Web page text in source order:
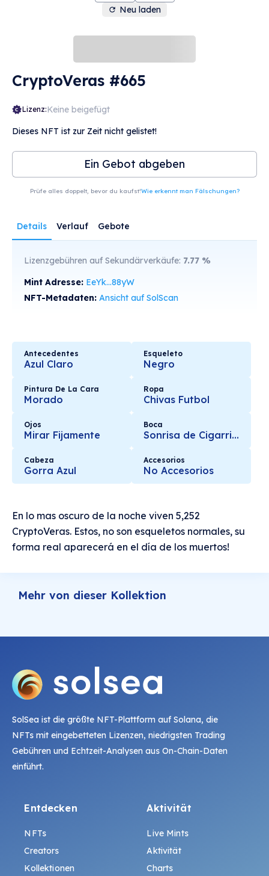
Neu laden
CryptoVeras #665
Lizenz:Keine beigefügt
Dieses NFT ist zur Zeit nicht gelistet!
Ein Gebot abgeben
Prüfe alles doppelt, bevor du kaufst!Wie erkennt man Fälschungen?
Details Verlauf Gebote
Lizenzgebühren auf Sekundärverkäufe: 7.77 %
Mint Adresse: EeYk...88yW
NFT-Metadaten: Ansicht auf SolScan
Antecedentes
Azul Claro
Esqueleto
Negro
Pintura De La Cara
Morado
Ropa
Chivas Futbol
Ojos
Mirar Fijamente
Boca
Sonrisa de Cigarrillo
Cabeza
Gorra Azul
Accesorios
No Accesorios
En lo mas oscuro de la noche viven 5,252
CryptoVeras. Estos, no son esqueletos normales, su
forma real aparecerá en el día de los muertos!
Mehr von dieser Kollektion
SolSea ist die größte NFT-Plattform auf Solana, die
NFTs mit eingebetteten Lizenzen, niedrigsten Trading
Gebühren und Echtzeit-Analysen aus On-Chain-Daten
einführt.
Entdecken
NFTs
Creators
Kollektionen
Aktivität
Live Mints
Aktivität
Charts